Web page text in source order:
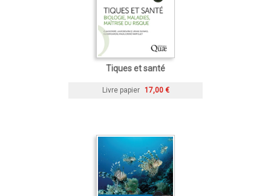
Tiques et santé
Livre papier 17,00 €